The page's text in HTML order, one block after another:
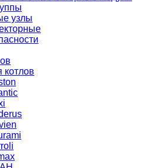
узлы
котлов